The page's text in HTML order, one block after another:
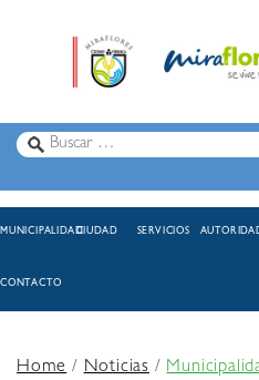
MUNICIPALIDADCIUDAD SERVICIOS
CONTACTO
Home/Noticias /